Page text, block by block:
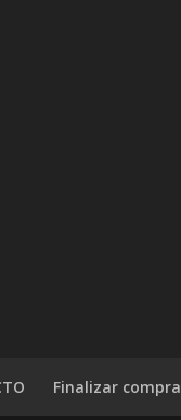
Finalizar compra